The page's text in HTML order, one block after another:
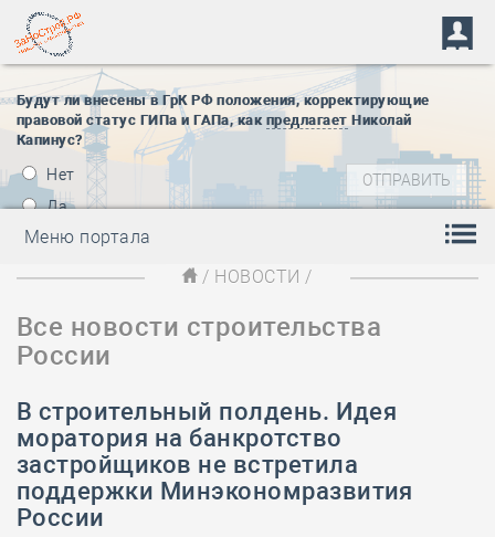
Будут ли внесены в ГрК РФ положения, корректирующие
правовой статус ГИПа и ГАПа, как предлагает Николай
Капинус?
Нет
Да
Меню портала
/ НОВОСТИ /
Все новости строительства
России
В строительный полдень. Идея
моратория на банкротство
застройщиков не встретила
поддержки Минэкономразвития
России